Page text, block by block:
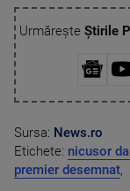
Urmărește Știrile
Sursa: News.ro
Etichete: nicusor
premier desemnat,